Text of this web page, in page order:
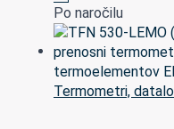
Po naročilu
Termometri,